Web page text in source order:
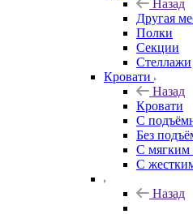
Назад
Другая
Полки
Секции
Стеллажи
Кровати
Назад
Кровати
С
Без
С мягким
С
Назад